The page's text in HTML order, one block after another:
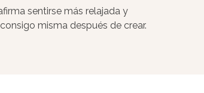
sentirse más relajada y
misma después de crear.